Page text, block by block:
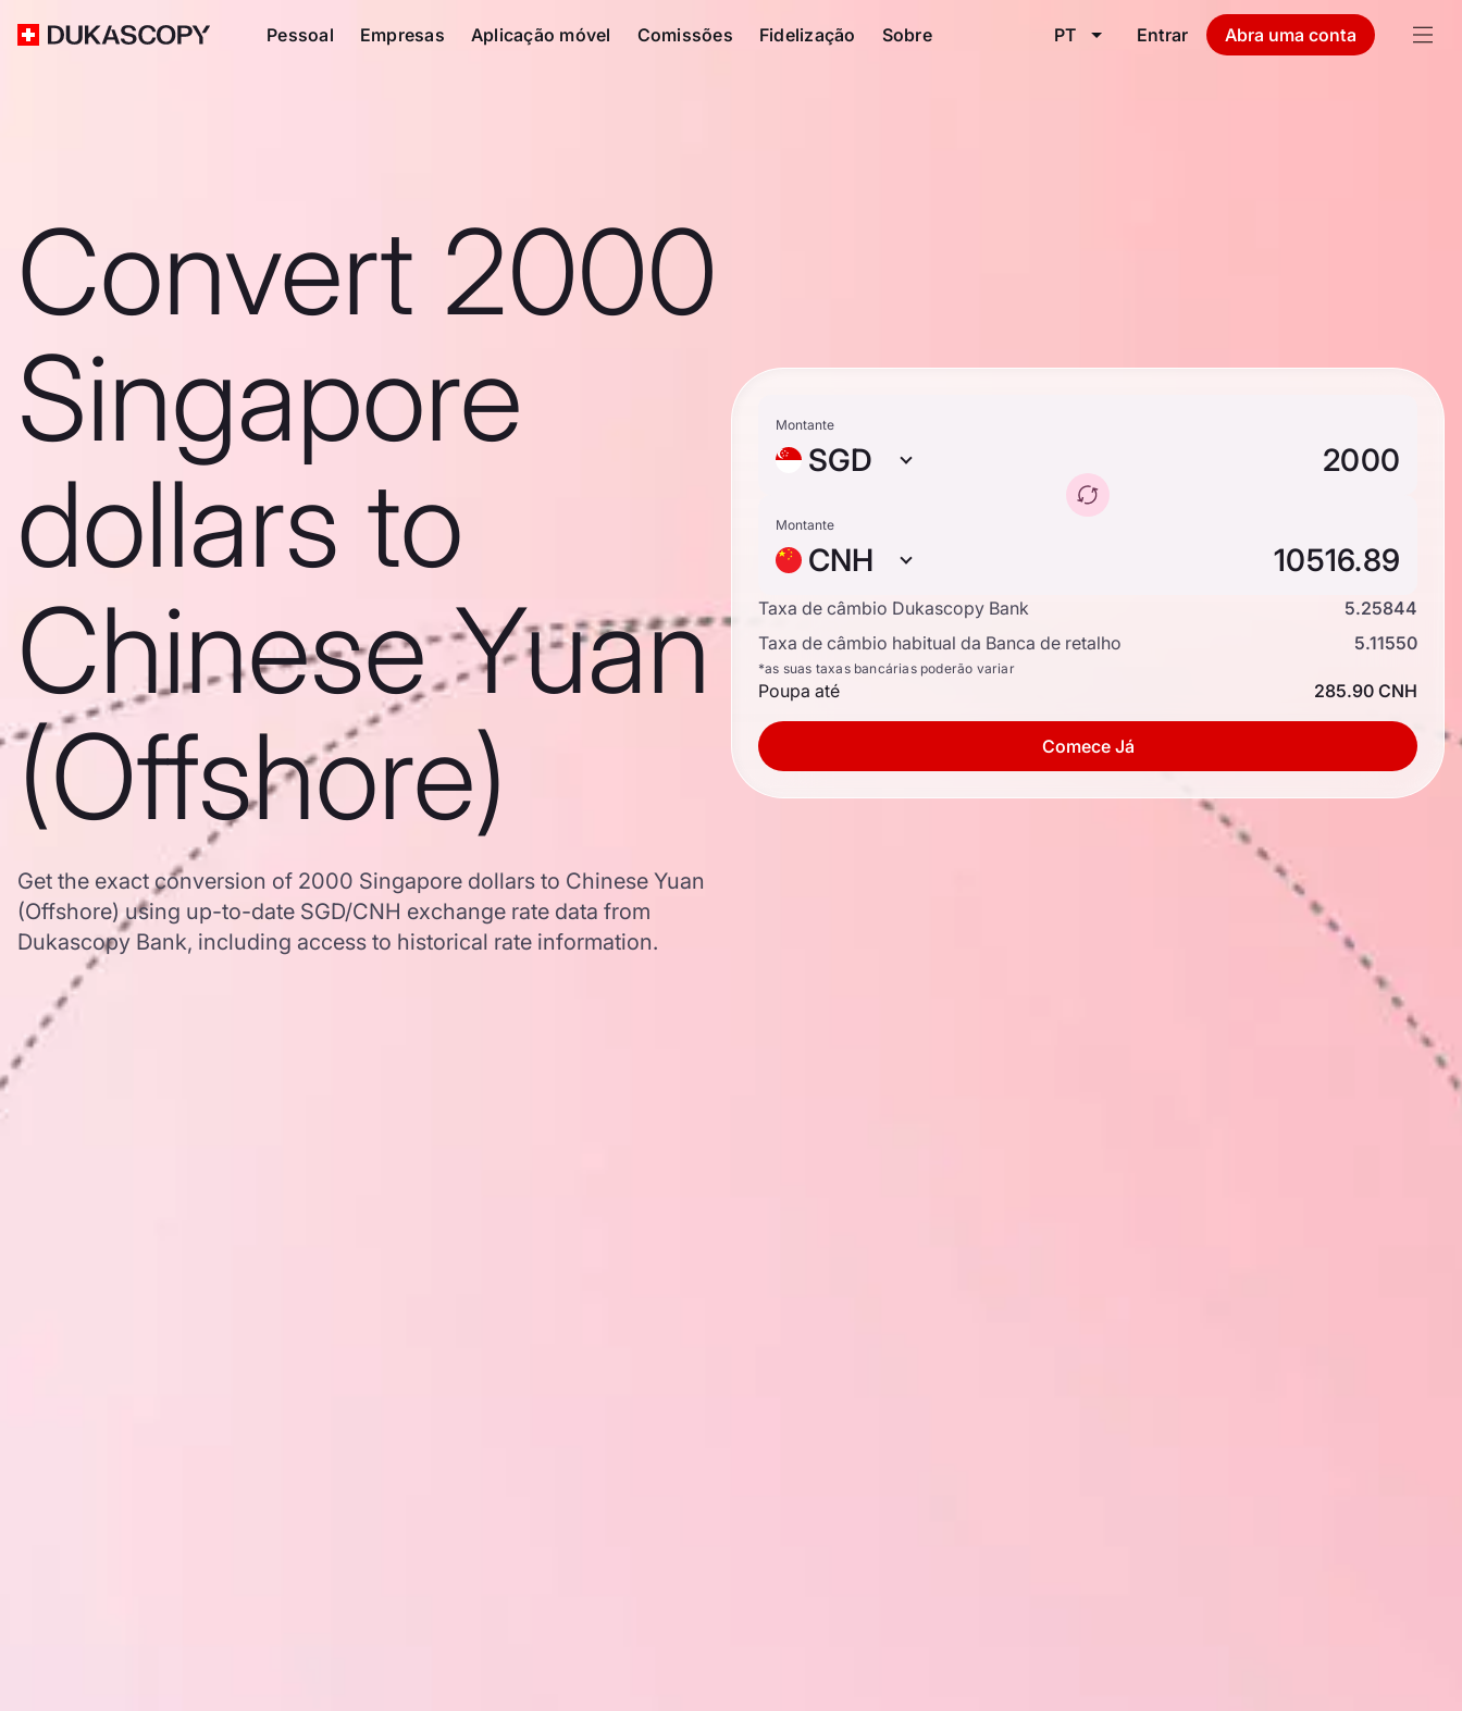
Pessoal Empresas Aplicação móvel Comissões Fidelização Sobre PT Entrar Abra uma conta
Convert 2000
Singapore
dollars to
Chinese Yuan
(Offshore)
Get the exact conversion of 2000 Singapore dollars to Chinese Yuan
(Offshore) using up-to-date SGD/CNH exchange rate data from
Dukascopy Bank, including access to historical rate information.
Montante
SGD
Montante
CNH
Taxa de câmbio Dukascopy Bank
5.25844
Taxa de câmbio habitual da Banca de retalho
5.11550
*as suas taxas bancárias poderão variar
Poupa até 285.90 CNH
Comece Já